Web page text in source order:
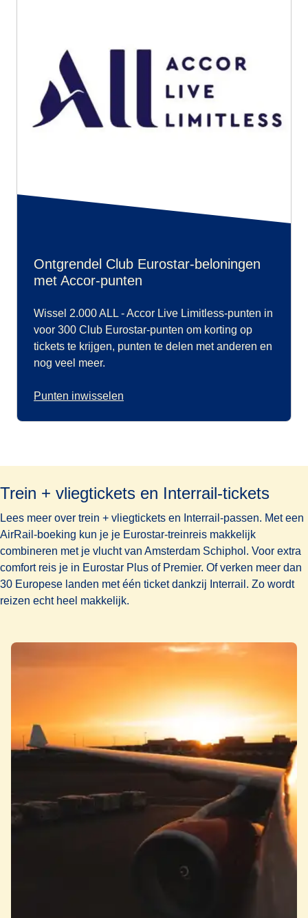
Ontgrendel Club Eurostar-beloningen
met Accor-punten
Wissel 2.000 ALL - Accor Live Limitless-punten in
voor 300 Club Eurostar-punten om korting op
tickets te krijgen, punten te delen met anderen en
nog veel meer.
Punten inwisselen
Trein + vliegtickets en Interrail-tickets
Lees meer over trein + vliegtickets en Interrail-passen. Met een
AirRail-boeking kun je je Eurostar-treinreis makkelijk
combineren met je vlucht van Amsterdam Schiphol. Voor extra
comfort reis je in Eurostar Plus of Premier. Of verken meer dan
30 Europese landen met één ticket dankzij Interrail. Zo wordt
reizen echt heel makkelijk.